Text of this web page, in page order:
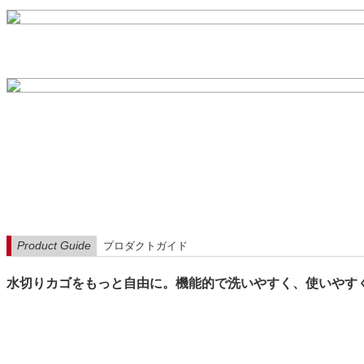
Product Guide プロダクトガイド
水切りカゴをもっと自由に。機能的で洗いやすく、使いやす